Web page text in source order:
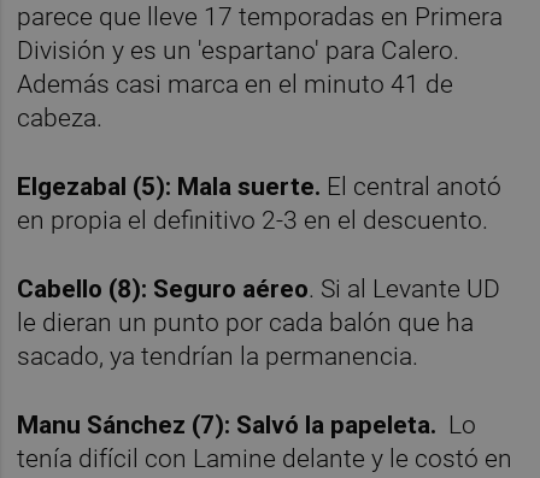
parece que lleve 17 temporadas en Primera
División y es un 'espartano' para Calero.
Además casi marca en el minuto 41 de
cabeza.
Elgezabal (5): Mala suerte. El central anotó
en propia el definitivo 2-3 en el descuento.
Cabello (8): Seguro aéreo. Si al Levante UD
le dieran un punto por cada balón que ha
sacado, ya tendrían la permanencia.
Manu Sánchez (7): Salvó la papeleta. Lo
tenía difícil con Lamine delante y le costó en